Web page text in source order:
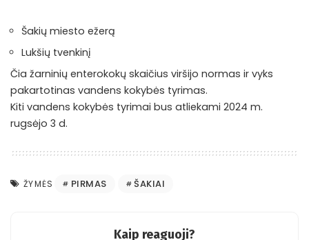
Šakių miesto ežerą
Lukšių tvenkinį
Čia žarninių enterokokų skaičius viršijo normas ir vyks
pakartotinas vandens kokybės tyrimas.
Kiti vandens kokybės tyrimai bus atliekami 2024 m.
rugsėjo 3 d.
ŽYMĖS PIRMAS ŠAKIAI
Kaip reaguoji?